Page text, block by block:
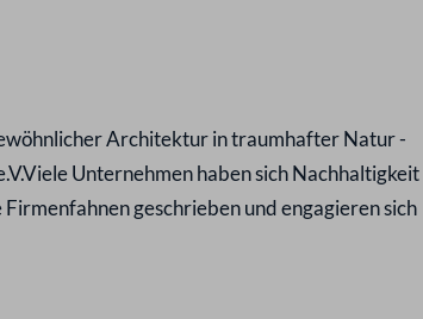
Architektur in traumhafter Natur -
Unternehmen haben sich Nachhaltigkeit
geschrieben und engagieren sich